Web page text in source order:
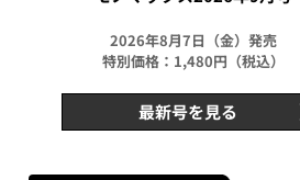
2026年8月7日（金）発売
特別価格：1,480円（税込）
最新号を見る